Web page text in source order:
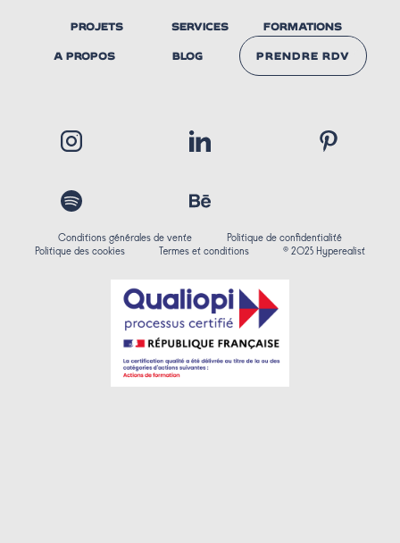
PROJETS SERVICES FORMATIONS
A PROPOS BLOG
PRENDRE RDV
Conditions générales de vente
Politique de confidentialité
Politique des cookies
Termes et conditions © 2025 Hyperealist